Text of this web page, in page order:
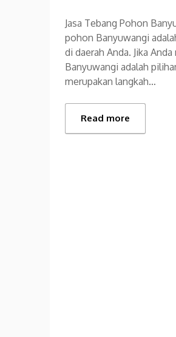
Jasa Tebang Pohon
pohon Banyuwangi
di daerah Anda. Jika
Banyuwangi adalah
merupakan langkah…
Read more